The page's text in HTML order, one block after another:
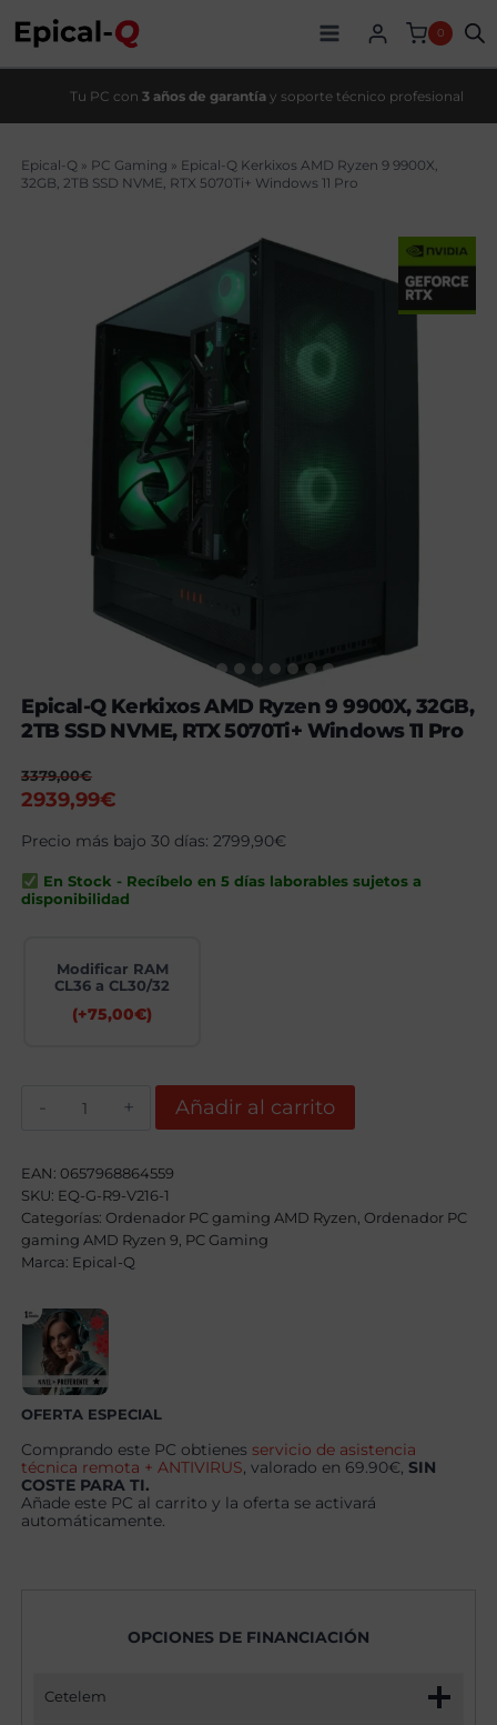
contenido
0
Tu PC con 3 años de garantía y soporte técnico profesional
Epical-Q » PC Gaming » Epical-Q Kerkixos AMD Ryzen 9 9900X,
32GB, 2TB SSD NVME, RTX 5070Ti+ Windows 11 Pro
Epical-Q Kerkixos AMD Ryzen 9 9900X, 32GB,
2TB SSD NVME, RTX 5070Ti+ Windows 11 Pro
3379,00€
El
original
era:
3379,00€.
2939,99€
actual
es:
2939,99€.
Precio más bajo 30 días:2799,90€
En Stock - Recíbelo en 5 días laborables sujetos a
disponibilidad
Modificar RAM
CL36 a CL30/32
(+75,00€)
Ryzen
9
9900X,
32GB,
2TB
SSD
NVME,
5070Ti+
Windows
11
Pro
cantidad
Añadir al carrito
EAN: 0657968864559
SKU: EQ-G-R9-V216-1
Categorías: Ordenador PC gaming AMD Ryzen Ordenador PC
gaming AMD Ryzen 9 PC Gaming
Marca: Epical-Q
OFERTA ESPECIAL
Comprando este PC obtienes servicio de asistencia
técnica remota + ANTIVIRUS , valorado en 69.90€,SIN
COSTE PARA TI.
Añade este PC al carrito y la oferta se activará
automáticamente.
OPCIONES DE FINANCIACIÓN
Cetelem